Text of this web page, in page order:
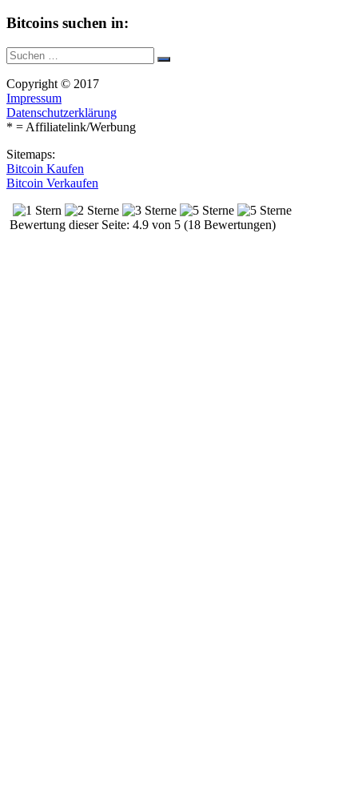
Bitcoins suchen in:
Suche
nach:
Suchen
Copyright © 2017
Impressum
Datenschutzerklärung
* = Affiliatelink/Werbung
Sitemaps:
Bitcoin Kaufen
Bitcoin Verkaufen
Bewertung dieser Seite: 4.9 von 5 (18 Bewertungen)